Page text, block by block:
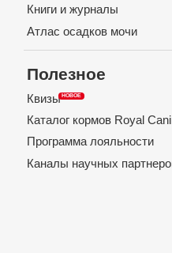
Книги и журналы
Атлас осадков мочи
Полезное
Квизы
Каталог кормов Royal
Программа лояльности
Каналы научных